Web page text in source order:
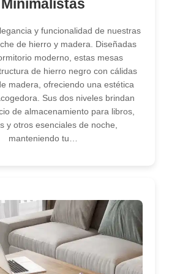
Minimalistas
y funcionalidad de nuestras
de hierro y madera. Diseñadas
moderno, estas mesas
de hierro negro con cálidas
madera, ofreciendo una estética
Sus dos niveles brindan
de almacenamiento para libros,
y otros esenciales de noche,
manteniendo tu…